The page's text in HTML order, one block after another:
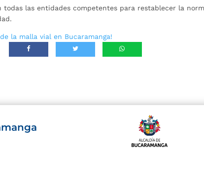
todas las entidades competentes para restablecer la
la malla vial en Bucaramanga!